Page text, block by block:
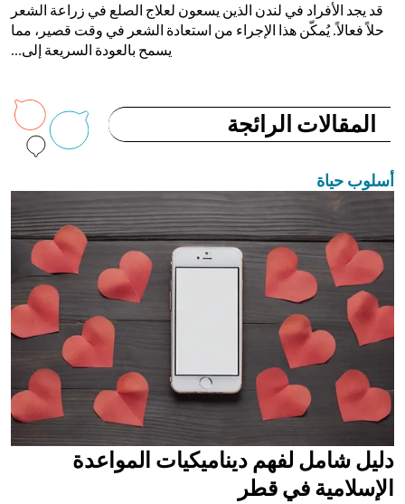
قد يجد الأفراد في لندن الذين يسعون لعلاج الصلع في زراعة الشعر
حلاً فعالاً. يُمكّن هذا الإجراء من استعادة الشعر في وقت قصير، مما
يسمح بالعودة السريعة إلى...
المقالات الرائجة
أسلوب حياة
دليل شامل لفهم ديناميكيات المواعدة
الإسلامية في قطر